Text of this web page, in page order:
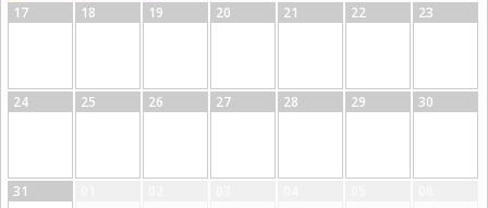
17 18 19 20 21 22 23
24 25 26 27 28 29 30
31